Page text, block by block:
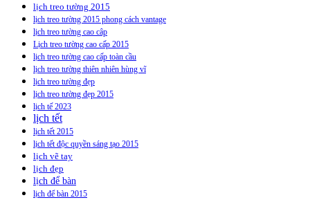
lịch treo tường 2015
lịch treo tường 2015 phong cách vantage
lịch treo tường cao câp
Lịch treo tường cao cấp 2015
lịch treo tường cao cấp toàn cầu
lịch treo tường thiên nhiên hùng vĩ
lịch treo tường đẹp
lịch treo tường đẹp 2015
lịch tế 2023
lịch tết
lịch tết 2015
lịch tết độc quyền sáng tạo 2015
lịch vẽ tay
lịch đẹp
lịch để bàn
lịch để bàn 2015